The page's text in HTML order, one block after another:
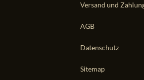
Versand und
AGB
Datenschutz
Sitemap